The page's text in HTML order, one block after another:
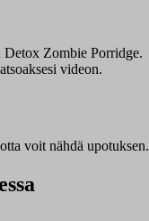
Detox Zombie Porridge.
videon.
voit nähdä upotuksen.